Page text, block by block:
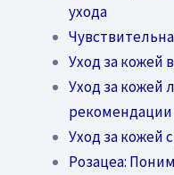
ухода
Уход за кожей
Уход за кожей
рекомендации
Уход за кожей
Розацеа: